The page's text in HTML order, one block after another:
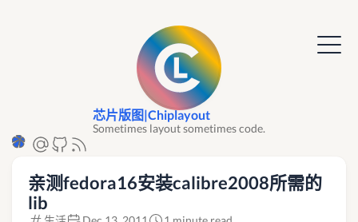
芯片版图|Chiplayout
Sometimes layout sometimes code.
亲测fedora16安装calibre2008所需的
lib